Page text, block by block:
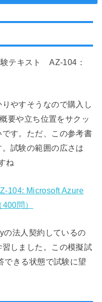
テキスト AZ-104：
やすそうなので購入し
要や立ち位置をサクッ
す。ただ、この参考書
試験の範囲の広さは
ね
104: Microsoft Azure
問）
の法人契約しているの
しました。この模擬試
できる状態で試験に望